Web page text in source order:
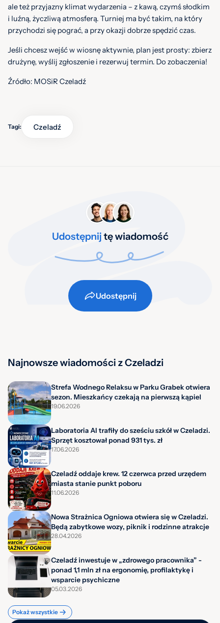
ale też przyjazny klimat wydarzenia – z kawą, czymś słodkim
i luźną, życzliwą atmosferą. Turniej ma być takim, na który
przychodzi się pograć, a przy okazji dobrze spędzić czas.
Jeśli chcesz wejść w wiosnę aktywnie, plan jest prosty: zbierz
drużynę, wyślij zgłoszenie i rezerwuj termin. Do zobaczenia!
Źródło: MOSiR Czeladź
Tagi: Czeladź
Udostępnij tę wiadomość
Udostępnij
Najnowsze wiadomości z Czeladzi
Strefa Wodnego Relaksu w Parku Grabek otwiera
sezon. Mieszkańcy czekają na pierwszą kąpiel
19.06.2026
Laboratoria AI trafiły do sześciu szkół w Czeladzi.
Sprzęt kosztował ponad 931 tys. zł
17.06.2026
Czeladź oddaje krew. 12 czerwca przed urzędem
miasta stanie punkt poboru
11.06.2026
Nowa Strażnica Ogniowa otwiera się w Czeladzi.
Będą zabytkowe wozy, piknik i rodzinne atrakcje
28.04.2026
Czeladź inwestuje w „zdrowego pracownika” -
ponad 1,1 mln zł na ergonomię, profilaktykę i
wsparcie psychiczne
05.03.2026
Pokaż wszystkie